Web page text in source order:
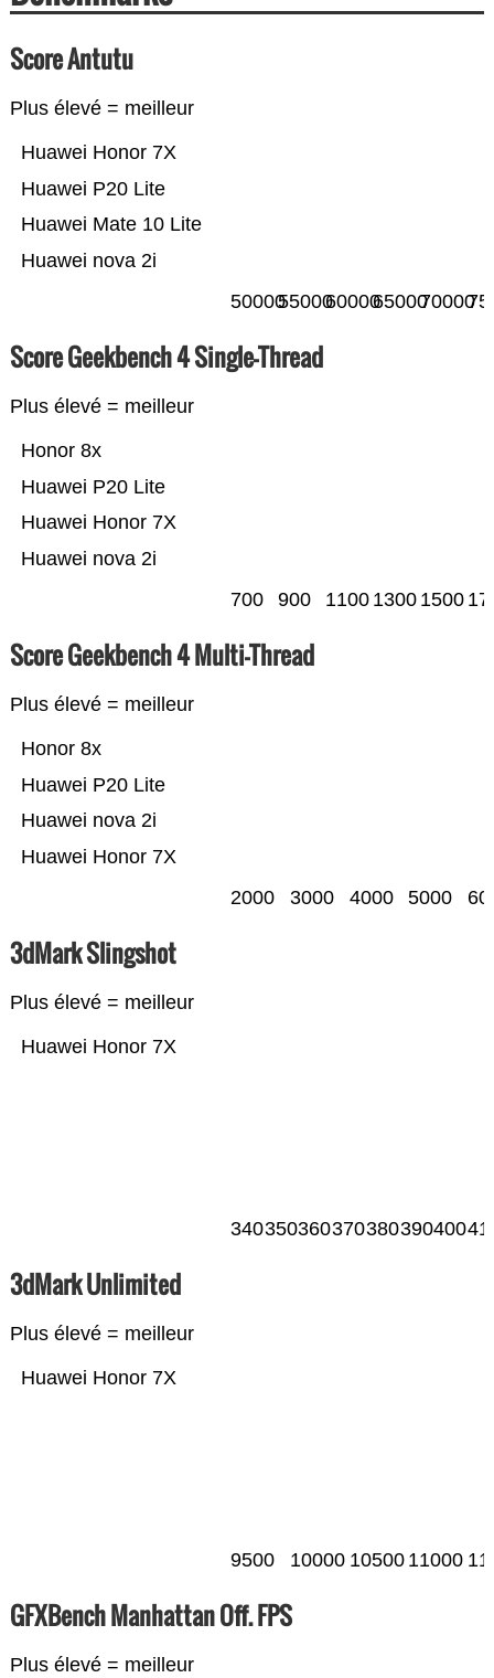
Score Antutu
Plus élevé = meilleur
Huawei nova 2i
Huawei Mate 10 Lite
Huawei P20 Lite
Huawei Honor 7X
5000055000600006500070000
Score Geekbench 4 Single-Thread
Plus élevé = meilleur
Huawei nova 2i
Huawei Honor 7X
Huawei P20 Lite
Honor 8x
700 900 1100 1300 1500
Score Geekbench 4 Multi-Thread
Plus élevé = meilleur
Huawei Honor 7X
Huawei nova 2i
Huawei P20 Lite
Honor 8x
2000 3000 4000 5000
3dMark Slingshot
Plus élevé = meilleur
Huawei Honor 7X
340350360370380390400
3dMark Unlimited
Plus élevé = meilleur
Huawei Honor 7X
9500 10000 10500 11000
GFXBench Manhattan Off. FPS
Plus élevé = meilleur